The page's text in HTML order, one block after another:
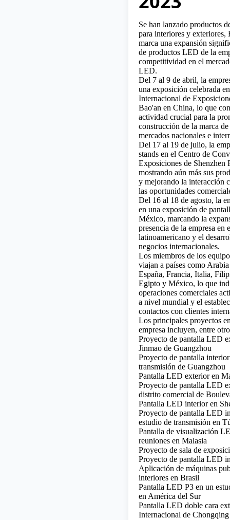
Se han lanzado productos
para interiores y exteriores,
marca una expansión
de productos LED de la
competitividad en el
LED.
Del 7 al 9 de abril, la
una exposición celebrada
Internacional de
Bao'an en China, lo que
actividad crucial para la
construcción de la marca
mercados nacionales e
Del 17 al 19 de julio, la
stands en el Centro de
Exposiciones de Shenzhen
mostrando aún más sus
y mejorando la interacción
las oportunidades
Del 16 al 18 de agosto, la
en una exposición de
México, marcando la
presencia de la empresa en
latinoamericano y el
negocios internacionales.
Los miembros de los
viajan a países como
España, Francia, Italia,
Egipto y México, lo que
operaciones comerciales
a nivel mundial y el
contactos con clientes
Los principales proyectos
empresa incluyen, entre
Proyecto de pantalla LED
Jinmao de Guangzhou
Proyecto de pantalla
transmisión de Guangzhou
Pantalla LED exterior en
Proyecto de pantalla LED
distrito comercial de
Pantalla LED interior en
Proyecto de pantalla LED
estudio de transmisión en
Pantalla de visualización
reuniones en Malasia
Proyecto de sala de
Proyecto de pantalla LED
Aplicación de máquinas
interiores en Brasil
Pantalla LED P3 en un
en América del Sur
Pantalla LED doble cara
Internacional de Chongqing